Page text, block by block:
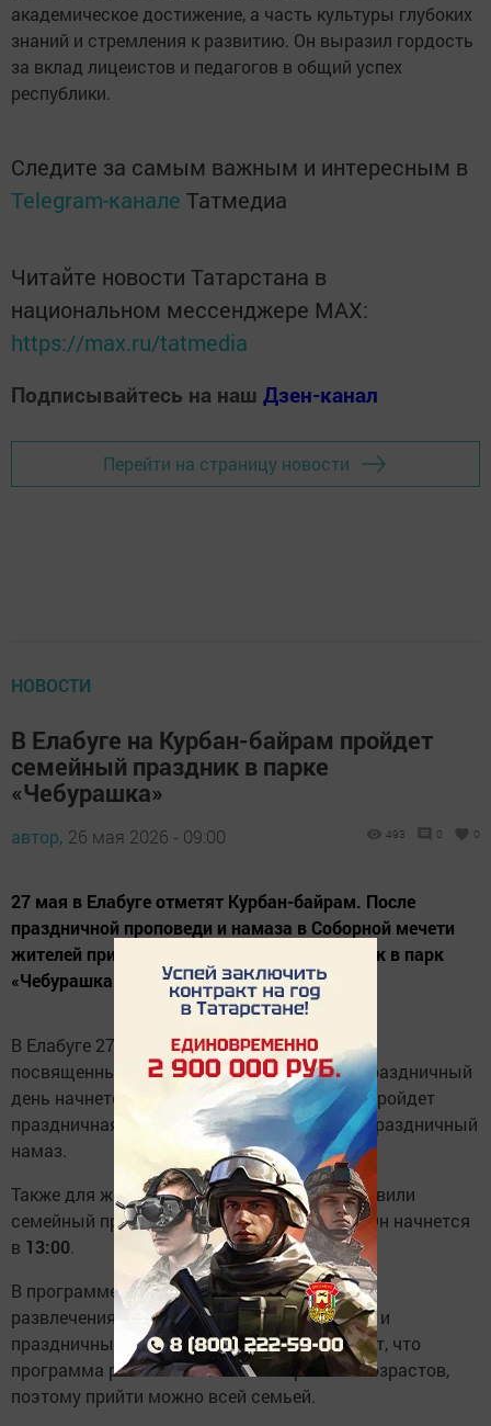
академическое достижение, а часть культуры глубоких
знаний и стремления к развитию. Он выразил гордость
за вклад лицеистов и педагогов в общий успех
республики.
Следите за самым важным и интересным в
Telegram-канале Татмедиа
Читайте новости Татарстана в
национальном мессенджере MАХ:
https://max.ru/tatmedia
Подписывайтесь на наш Дзен-канал
Перейти на страницу новости
НОВОСТИ
В Елабуге на Курбан-байрам пройдет
семейный праздник в парке
«Чебурашка»
автор, 26 мая 2026 - 09:00 493 0 0
27 мая в Елабуге отметят Курбан-байрам. После
праздничной проповеди и намаза в Соборной мечети
жителей приглашают на семейный праздник в парк
«Чебурашка».
В Елабуге 27 мая состоятся мероприятия,
посвященные празднику Курбан-байрам. Праздничный
день начнется в Соборной мечети. В04:30 пройдет
праздничная проповедь, в05:00начнется праздничный
намаз.
Также для жителей и гостей города подготовили
семейный праздник в парке«Чебурашка». Он начнется
в 13:00.
В программе — игры и конкурсы с призами,
развлечения для детей, батут, сладкая вата и
праздничный плов. Организаторы отмечают, что
программа рассчитана на гостей разных возрастов,
поэтому прийти можно всей семьей.